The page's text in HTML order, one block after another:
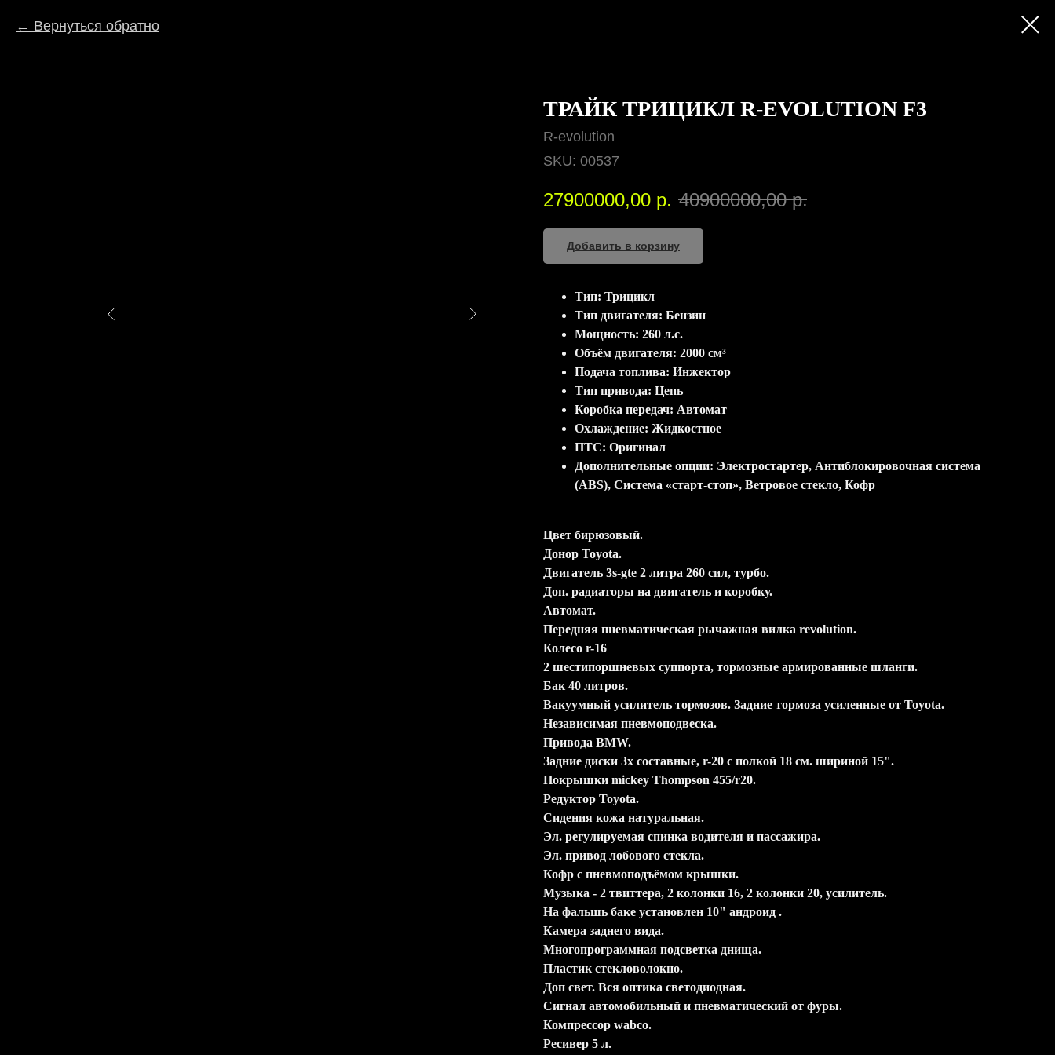
Вернуться обратно
ТРАЙК ТРИЦИКЛ R-EVOLUTION F3
R-evolution
SKU: 00537
27900000,00 р. 40900000,00 р.
Добавить в корзину
Тип: Трицикл
Тип двигателя: Бензин
Мощность: 260 л.c.
Объём двигателя: 2000 см³
Подача топлива: Инжектор
Тип привода: Цепь
Коробка передач: Автомат
Охлаждение: Жидкостное
ПТС: Оригинал
Дополнительные опции: Электростартер, Антиблокировочная система
(ABS), Система «старт-стоп», Ветровое стекло, Кофр
Цвет бирюзовый.
Донор Toyota.
Двигатель 3s-gte 2 литра 260 сил, турбо.
Доп. радиаторы на двигатель и коробку.
Автомат.
Передняя пневматическая рычажная вилка revolution.
Колесо r-16
2 шестипоршневых суппорта, тормозные армированные шланги.
Бак 40 литров.
Вакуумный усилитель тормозов. Задние тормоза усиленные от Toyota.
Независимая пневмоподвеска.
Привода BMW.
Задние диски 3х составные, r-20 с полкой 18 см. шириной 15".
Покрышки mickey Thompson 455/r20.
Редуктор Toyota.
Сидения кожа натуральная.
Эл. регулируемая спинка водителя и пассажира.
Эл. привод лобового стекла.
Кофр с пневмоподъёмом крышки.
Музыка - 2 твиттера, 2 колонки 16, 2 колонки 20, усилитель.
На фальшь баке установлен 10" андроид .
Камера заднего вида.
Многопрограммная подсветка днища.
Пластик стекловолокно.
Доп свет. Вся оптика светодиодная.
Сигнал автомобильный и пневматический от фуры.
Компрессор wabco.
Ресивер 5 л.